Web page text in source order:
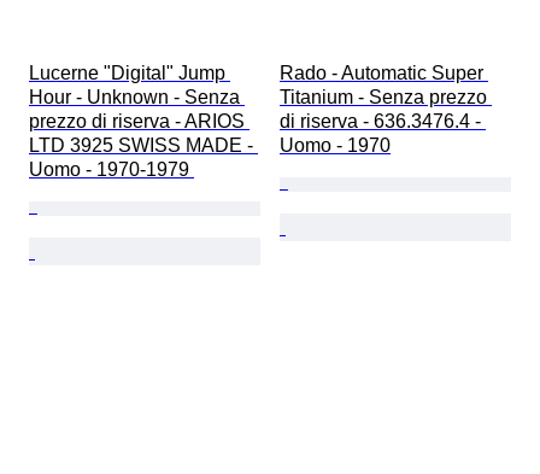
Lucerne "Digital" Jump
Hour - Unknown - Senza
prezzo di riserva - ARIOS
LTD 3925 SWISS MADE -
Uomo - 1970-1979
Rado - Automatic Super
Titanium - Senza prezzo
di riserva - 636.3476.4 -
Uomo - 1970